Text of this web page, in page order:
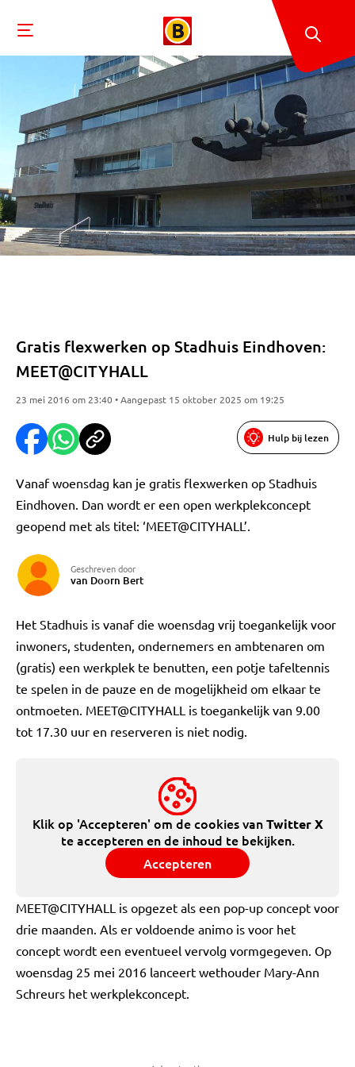
Gratis flexwerken op Stadhuis Eindhoven:
MEET@CITYHALL
23 mei 2016 om 23:40 • Aangepast 15 oktober 2025 om 19:25
Hulp bij lezen
Vanaf woensdag kan je gratis flexwerken op Stadhuis
Eindhoven. Dan wordt er een open werkplekconcept
geopend met als titel: ‘MEET@CITYHALL’.
Geschreven door
van Doorn Bert
Het Stadhuis is vanaf die woensdag vrij toegankelijk voor
inwoners, studenten, ondernemers en ambtenaren om
(gratis) een werkplek te benutten, een potje tafeltennis
te spelen in de pauze en de mogelijkheid om elkaar te
ontmoeten. MEET@CITYHALL is toegankelijk van 9.00
tot 17.30 uur en reserveren is niet nodig.
Klik op 'Accepteren' om de cookies vanTwitter X
te accepteren en de inhoud te bekijken.
Accepteren
MEET@CITYHALL is opgezet als een pop-up concept voor
drie maanden. Als er voldoende animo is voor het
concept wordt een eventueel vervolg vormgegeven. Op
woensdag 25 mei 2016 lanceert wethouder Mary-Ann
Schreurs het werkplekconcept.